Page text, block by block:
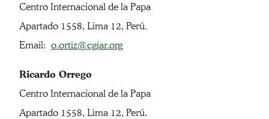
Centro Internacional de la Papa
Apartado 1558, Lima 12, Perú.
Email: o.ortiz@cgiar.org
Ricardo Orrego
Centro Internacional de la Papa
Apartado 1558, Lima 12, Perú.